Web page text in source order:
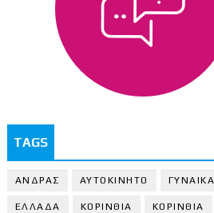
TAGS
ΑΝΔΡΑΣ ΑΥΤΟΚΙΝΗΤΟ ΓΥΝΑΙΚΑ
ΕΛΛΑΔΑ ΚΟΡΙΝΘΙΑ ΚΟΡΙΝΘΙA